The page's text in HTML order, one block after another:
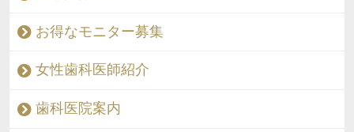
お得なモニター募集
女性歯科医師紹介
歯科医院案内